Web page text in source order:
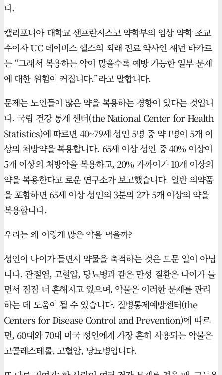
다.
캘리포니아 대학교 샌프란시스코 약학부의 임상 약학 조교
수이자 UC 데이비스 헬스의 외래 진료 약사인 섀넌 타카르
는 “그래서 복용하는 약이 많을수록 예방 가능한 일부 문제
에 대한 위험이 커집니다.”라고 말합니다.
문제는 노인들이 많은 약을 복용하는 경향이 있다는 것입니
다. 국립 건강 통계 센터(the National Center for Health
Statistics)에 따르면 40~79세 성인 5명 중 약 1명이 5개 이
상의 처방약을 복용합니다. 65세 이상 성인 중 40% 이상이
5개 이상의 처방약을 복용하고, 20% 가까이가 10개 이상의
약을 복용한다고 로운 연구소가 보고했습니다. 일반 의약품
을 포함하면 65세 이상 성인의 3분의 2가 5개 이상의 약을
복용합니다.
우리는 왜 이렇게 많은 약을 먹을까?
성인이 나이가 들면서 약물을 축적하는 것은 드문 일이 아닙
니다. 관절염, 고혈압, 당뇨병과 같은 만성 질환은 나이가 들
면서 점점 더 흔해지고 있으며, 약물은 이러한 문제를 관리
하는 데 도움이 될 수 있습니다. 질병통제예방센터(the
Centers for Disease Control and Prevention)에 따르
면, 60대와 70대 미국 성인에게 가장 흔히 사용되는 약물은
고콜레스테롤, 고혈압, 당뇨병입니다.